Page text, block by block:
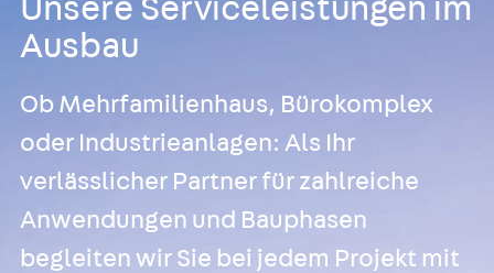
Unsere Serviceleistungen im
Ausbau
Ob Mehrfamilienhaus, Bürokomplex
oder Industrieanlagen: Als Ihr
verlässlicher Partner für zahlreiche
Anwendungen und Bauphasen
begleiten wir Sie bei jedem Projekt mit